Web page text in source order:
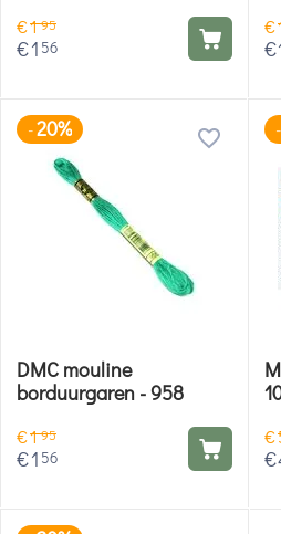
€195
€1 56
€
€
-20%
DMC mouline
borduurgaren - 958
€195
€1 56
-
€
€